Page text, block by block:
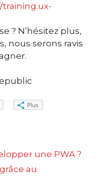
? N’hésitez plus,
nous serons ravis
Plus
une PWA ?
au